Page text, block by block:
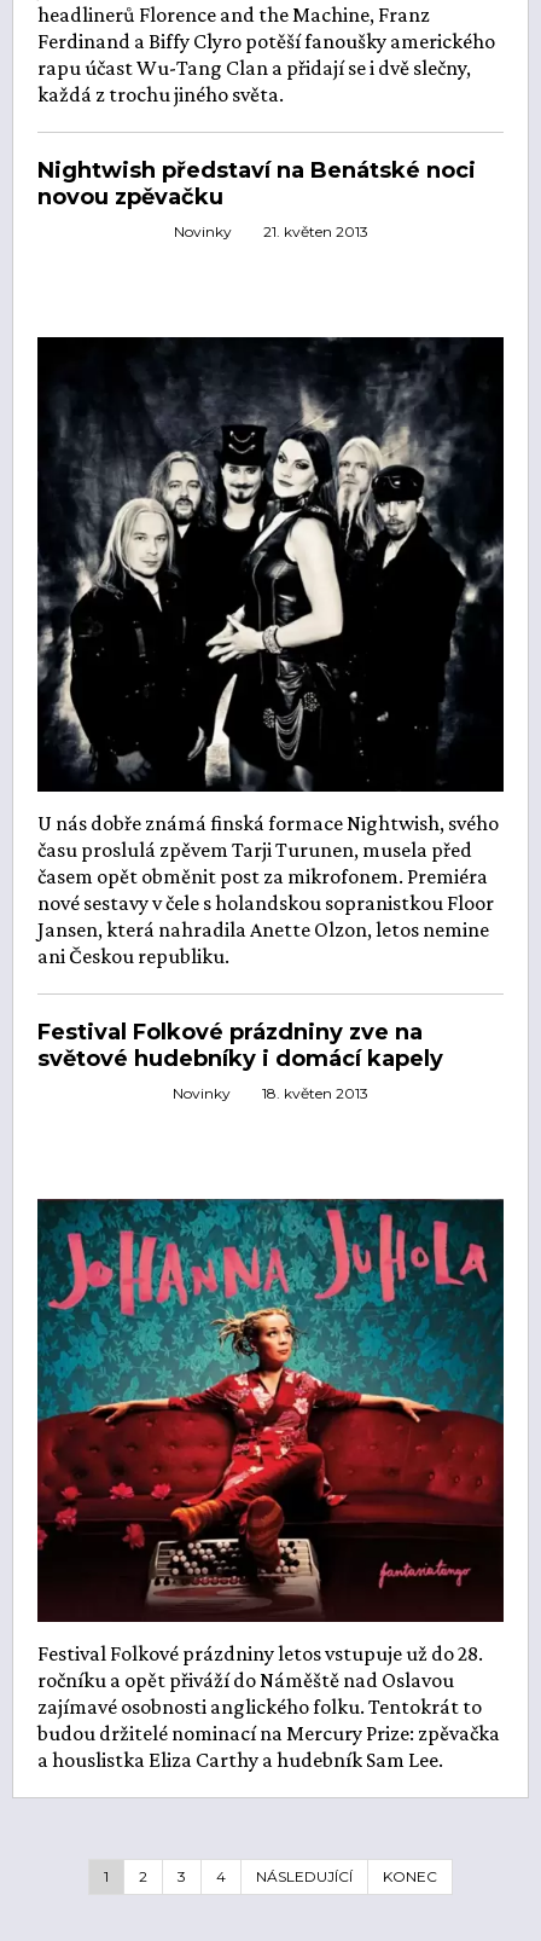
headlinerů Florence and the Machine, Franz
Ferdinand a Biffy Clyro potěší fanoušky amerického
rapu účast Wu-Tang Clan a přidají se i dvě slečny,
každá z trochu jiného světa.
Nightwish představí na Benátské noci
novou zpěvačku
Novinky 21. květen 2013
U nás dobře známá finská formace Nightwish, svého
času proslulá zpěvem Tarji Turunen, musela před
časem opět obměnit post za mikrofonem. Premiéra
nové sestavy v čele s holandskou sopranistkou Floor
Jansen, která nahradila Anette Olzon, letos nemine
ani Českou republiku.
Festival Folkové prázdniny zve na
světové hudebníky i domácí kapely
Novinky 18. květen 2013
Festival Folkové prázdniny letos vstupuje už do 28.
ročníku a opět přiváží do Náměště nad Oslavou
zajímavé osobnosti anglického folku. Tentokrát to
budou držitelé nominací na Mercury Prize: zpěvačka
a houslistka Eliza Carthy a hudebník Sam Lee.
1 2 3 4 NÁSLEDUJÍCÍ KONEC